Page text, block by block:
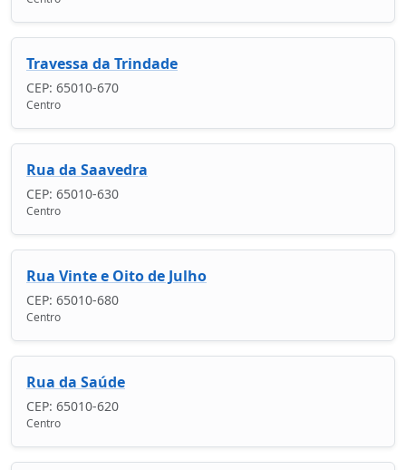
Travessa da Trindade
CEP: 65010-670
Centro
Rua da Saavedra
CEP: 65010-630
Centro
Rua Vinte e Oito de Julho
CEP: 65010-680
Centro
Rua da Saúde
CEP: 65010-620
Centro